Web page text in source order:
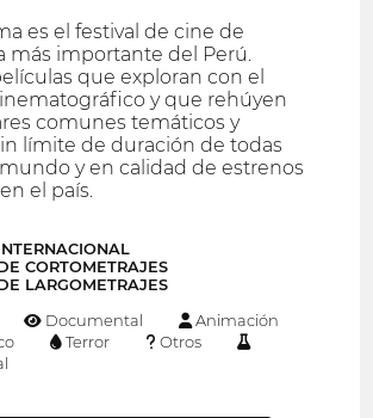
es el festival de cine de
más importante del Perú.
que exploran con el
y que rehúyen
comunes temáticos y
límite de duración de todas
y en calidad de estrenos
el país.
CORTOMETRAJES
LARGOMETRAJES
Documental
Animación
Terror
Otros